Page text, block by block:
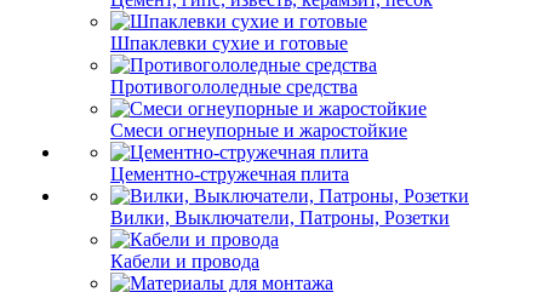
Шпаклевки сухие и готовые
Противогололедные средства
Смеси огнеупорные и жаростойкие
Цементно-стружечная плита
Вилки, Выключатели, Патроны, Розетки
Кабели и провода